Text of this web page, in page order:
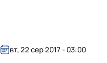
вт, 22 сер 2017 - 03:00